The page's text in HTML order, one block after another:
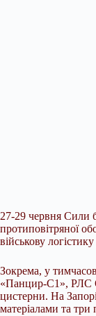
27-29 червня Сили
протиповітряної
військову логістику
Зокрема, у
«Панцир-С1», РЛС
цистерни. На
матеріалами та